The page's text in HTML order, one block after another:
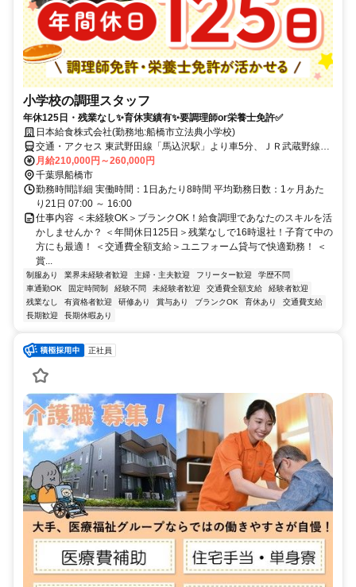
小学校の調理スタッフ
年休125日・残業なし✨育休実績有✨要調理師or栄養士免許✅
日本給食株式会社(勤務地:船橋市立法典小学校)
交通・アクセス 東武野田線「馬込沢駅」より車5分、ＪＲ武蔵野線
「船橋法典駅」より車6分
月給210,000円～260,000円
千葉県船橋市
勤務時間詳細 実働時間：1日あたり8時間 平均勤務日数：1ヶ月あた
り21日 07:00 ～ 16:00
仕事内容 ＜未経験OK＞ブランクOK！給食調理であなたのスキルを活
かしませんか？ ＜年間休日125日＞残業なしで16時退社！子育て中の
方にも最適！ ＜交通費全額支給＞ユニフォーム貸与で快適勤務！ ＜
賞...
制服あり 業界未経験者歓迎 主婦・主夫歓迎 フリーター歓迎
学歴不問
車通勤OK
固定時間制 経験不問 未経験者歓迎 交通費全額支給
経験者歓迎
残業なし
有資格者歓迎 研修あり 賞与あり ブランクOK 育休あり
交通費支給
長期歓迎
長期休暇あり
正社員